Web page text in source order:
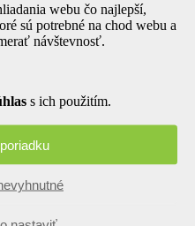
webu čo najlepší,
sú potrebné na chod webu a
návštevnosť.
s ich použitím.